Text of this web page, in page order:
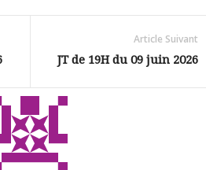
Article Suivant
JT de 19H du 09 juin 2026